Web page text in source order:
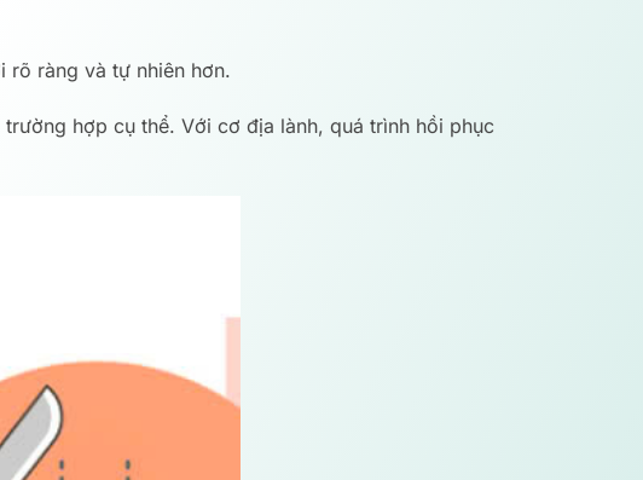
rõ ràng và tự nhiên hơn.
hợp cụ thể. Với cơ địa lành, quá trình hồi phục